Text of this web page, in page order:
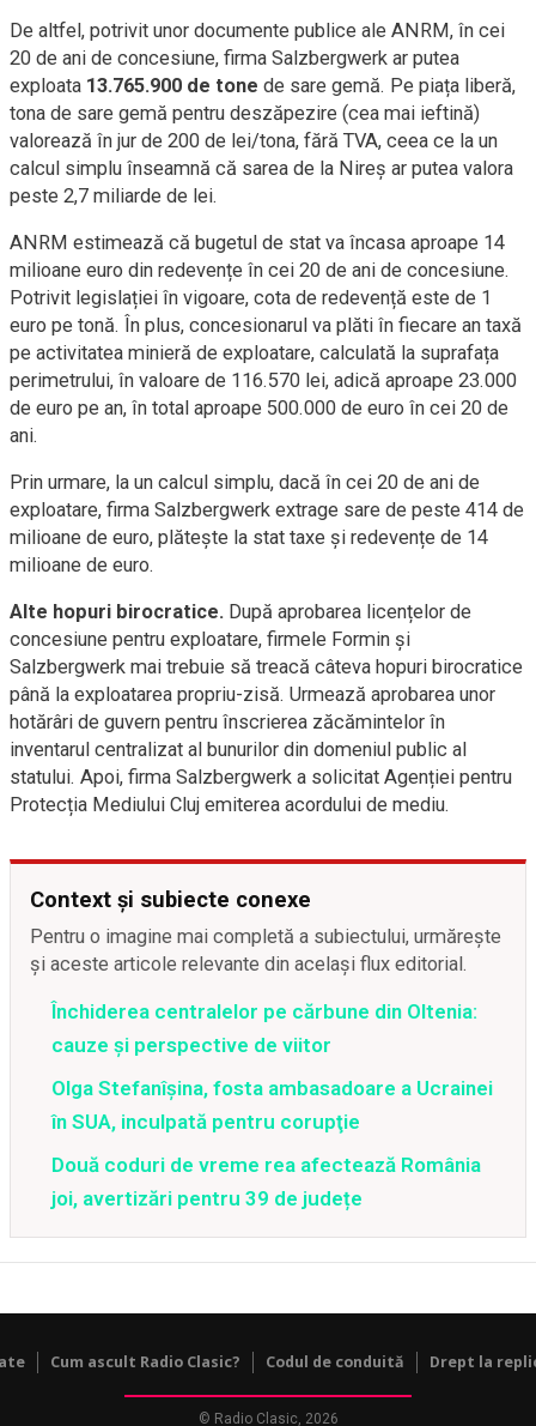
De altfel, potrivit unor documente publice ale ANRM, în cei
20 de ani de concesiune, firma Salzbergwerk ar putea
exploata 13.765.900 de tone de sare gemă. Pe piața liberă,
tona de sare gemă pentru deszăpezire (cea mai ieftină)
valorează în jur de 200 de lei/tona, fără TVA, ceea ce la un
calcul simplu înseamnă că sarea de la Nireș ar putea valora
peste 2,7 miliarde de lei.
ANRM estimează că bugetul de stat va încasa aproape 14
milioane euro din redevențe în cei 20 de ani de concesiune.
Potrivit legislației în vigoare, cota de redevență este de 1
euro pe tonă. În plus, concesionarul va plăti în fiecare an taxă
pe activitatea minieră de exploatare, calculată la suprafața
perimetrului, în valoare de 116.570 lei, adică aproape 23.000
de euro pe an, în total aproape 500.000 de euro în cei 20 de
ani.
Prin urmare, la un calcul simplu, dacă în cei 20 de ani de
exploatare, firma Salzbergwerk extrage sare de peste 414 de
milioane de euro, plătește la stat taxe și redevențe de 14
milioane de euro.
Alte hopuri birocratice. După aprobarea licențelor de
concesiune pentru exploatare, firmele Formin și
Salzbergwerk mai trebuie să treacă câteva hopuri birocratice
până la exploatarea propriu-zisă. Urmează aprobarea unor
hotărâri de guvern pentru înscrierea zăcămintelor în
inventarul centralizat al bunurilor din domeniul public al
statului. Apoi, firma Salzbergwerk a solicitat Agenției pentru
Protecția Mediului Cluj emiterea acordului de mediu.
Context și subiecte conexe
Pentru o imagine mai completă a subiectului, urmărește
și aceste articole relevante din același flux editorial.
Închiderea centralelor pe cărbune din Oltenia:
cauze și perspective de viitor
Olga Stefanîşina, fosta ambasadoare a Ucrainei
în SUA, inculpată pentru corupţie
Două coduri de vreme rea afectează România
joi, avertizări pentru 39 de județe
Cum ascult Radio Clasic? Codul de conduită Drept la
© Radio Clasic, 2026